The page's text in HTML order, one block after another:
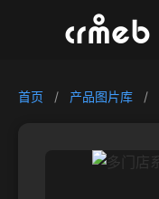
首页 / 产品图片库 /